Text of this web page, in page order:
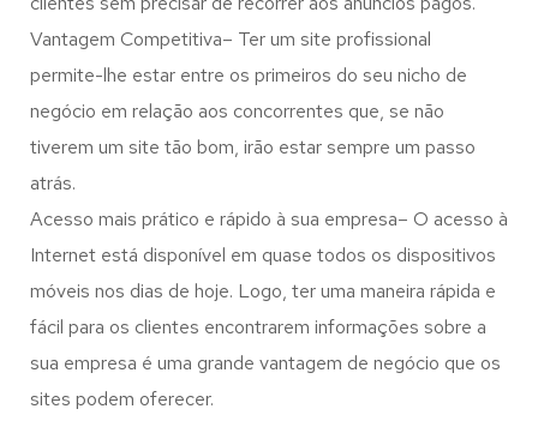
Vantagem Competitiva– Ter um site profissional
permite-lhe estar entre os primeiros do seu nicho de
negócio em relação aos concorrentes que, se não
tiverem um site tão bom, irão estar sempre um passo
atrás.
Acesso mais prático e rápido à sua empresa– O acesso à
Internet está disponível em quase todos os dispositivos
móveis nos dias de hoje. Logo, ter uma maneira rápida e
fácil para os clientes encontrarem informações sobre a
sua empresa é uma grande vantagem de negócio que os
sites podem oferecer.